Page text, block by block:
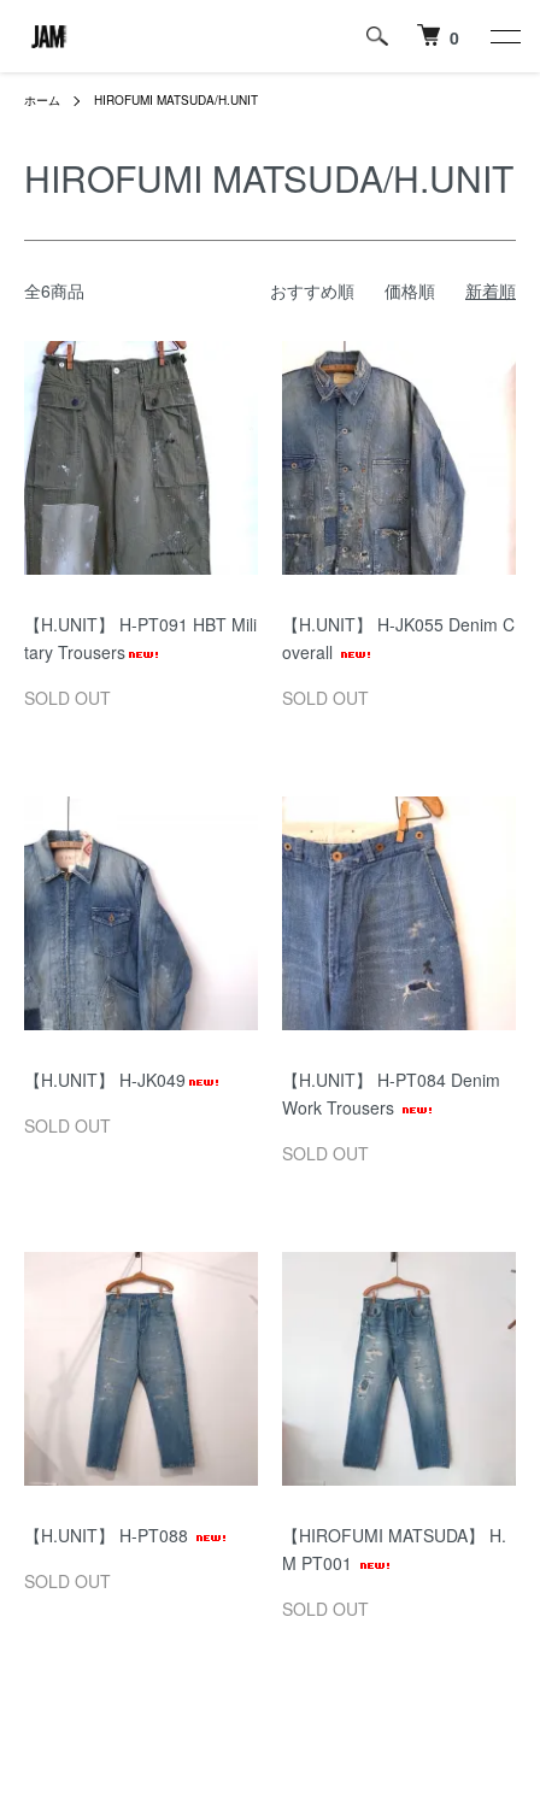
0
ホーム HIROFUMI MATSUDA/H.UNIT
HIROFUMI MATSUDA/H.UNIT
全6商品 おすすめ順 価格順 新着順
【H.UNIT】 H-PT091 HBT Mili
tary Trousers
SOLD OUT
【H.UNIT】 H-JK055 Denim C
overall
SOLD OUT
【H.UNIT】 H-JK049
SOLD OUT
【H.UNIT】 H-PT084 Denim
Work Trousers
SOLD OUT
【H.UNIT】 H-PT088
SOLD OUT
【HIROFUMI MATSUDA】 H.
M PT001
SOLD OUT